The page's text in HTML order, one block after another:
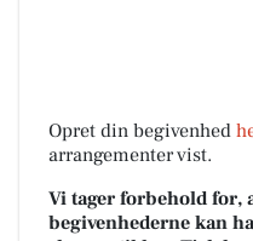
Opret din begivenhed
arrangementer vist.
Vi tager forbehold for,
begivenhederne kan